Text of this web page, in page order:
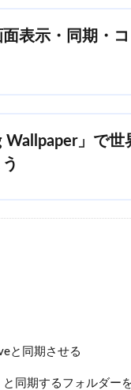
面表示・同期・
」で世
と同期させる
同期するフォルダー